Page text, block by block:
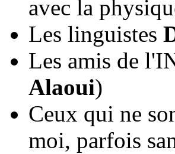
avec la
Les linguistes
Les amis de
Alaoui)
Ceux qui ne
moi, parfois